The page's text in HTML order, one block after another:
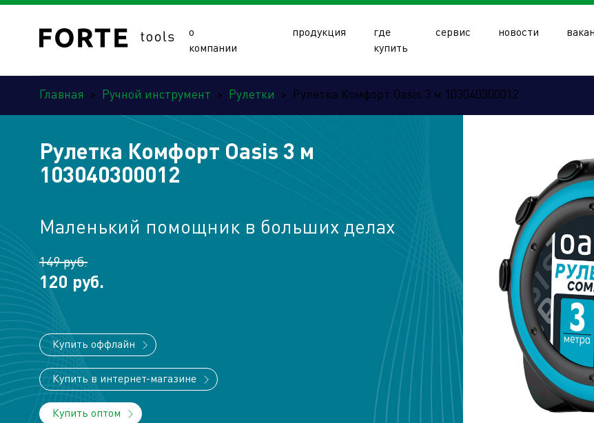
о
компании
продукция
где
купить
сервис новости
Торговые компании Производственный кластер Сервисные
Главная > Ручной инструмент > Рулетки > Рулетка Комфорт Oasis 3 м 103040300012
Рулетка Комфорт Oasis 3 м
103040300012
Маленький помощник в больших делах
149 руб.
120 руб.
Купить оффлайн
Купить в интернет-магазине
Купить оптом